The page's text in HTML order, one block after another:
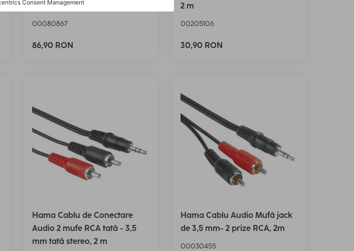
- soclu, Stereo, 2 m.
00080867
86,90 RON
2 m
00205106
30,90 RON
Hama Cablu de Conectare
Audio 2 mufe RCA tată - 3,5
mm tată stereo, 2 m
Hama Cablu Audio Mufă jack
de 3,5 mm- 2 prize RCA, 2m
00030455